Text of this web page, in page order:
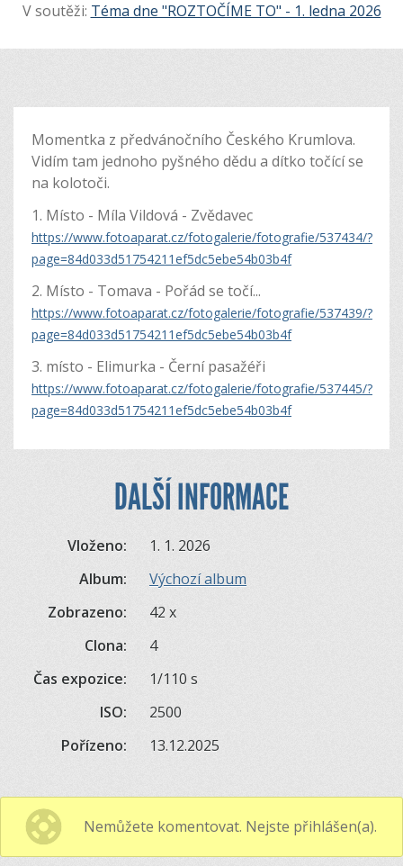
V soutěži: Téma dne "ROZTOČÍME TO" - 1. ledna 2026
Momentka z předvánočního Českého Krumlova.
Vidím tam jednoho pyšného dědu a dítko točící se
na kolotoči.
1. Místo - Míla Vildová - Zvědavec
https://www.fotoaparat.cz/fotogalerie/fotografie/537434/?
page=84d033d51754211ef5dc5ebe54b03b4f
2. Místo - Tomava - Pořád se točí...
https://www.fotoaparat.cz/fotogalerie/fotografie/537439/?
page=84d033d51754211ef5dc5ebe54b03b4f
3. místo - Elimurka - Černí pasažéři
https://www.fotoaparat.cz/fotogalerie/fotografie/537445/?
page=84d033d51754211ef5dc5ebe54b03b4f
DALŠÍ INFORMACE
Vloženo:
1. 1. 2026
Album:
Výchozí album
Zobrazeno:
42 x
Clona:
4
Čas expozice:
1/110 s
ISO:
2500
Pořízeno:
13.12.2025
Nemůžete komentovat. Nejste přihlášen(a).